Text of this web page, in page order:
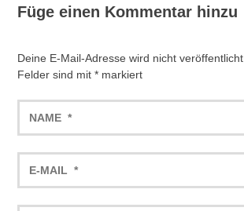
Füge einen Kommentar hinzu
Deine E-Mail-Adresse wird nicht veröffentlicht.
Felder sind mit* markiert